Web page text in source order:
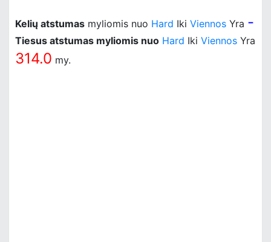
Kelių atstumas myliomis nuo Hard Iki Viennos Yra -
Tiesus atstumas myliomis nuo Hard Iki Viennos Yra
314.0 my.